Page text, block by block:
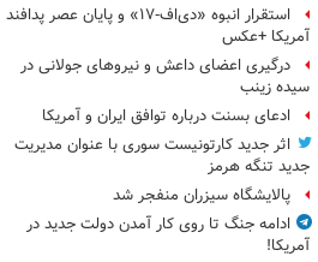
استقرار انبوه «دی‌اف‑۱۷» و پایان عصر پدافند
آمریکا +عکس
درگیری اعضای داعش و نیروهای جولانی در
سیده زینب
ادعای بسنت درباره توافق ایران و آمریکا
اثر جدید کارتونیست سوری با عنوان مدیریت
جدید تنگه هرمز
پالایشگاه سیزران منفجر شد
ادامه جنگ تا روی کار آمدن دولت جدید در
آمریکا!